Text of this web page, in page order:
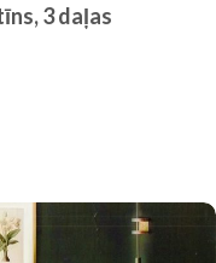
3 daļas